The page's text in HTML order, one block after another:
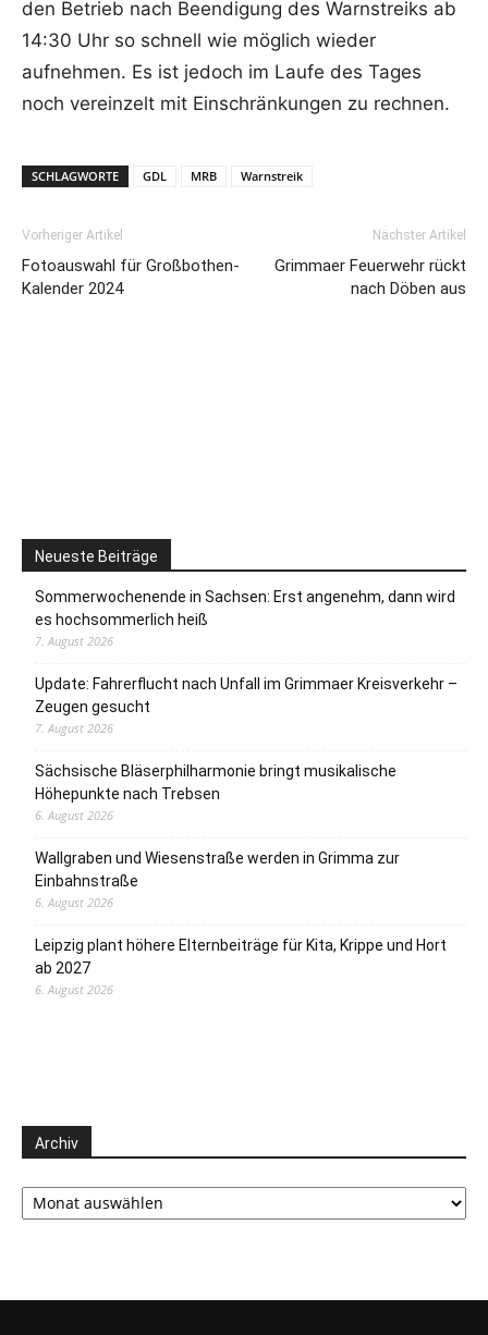
den Betrieb nach Beendigung des Warnstreiks ab
14:30 Uhr so schnell wie möglich wieder
aufnehmen. Es ist jedoch im Laufe des Tages
noch vereinzelt mit Einschränkungen zu rechnen.
SCHLAGWORTE GDL MRB Warnstreik
Vorheriger Artikel
Fotoauswahl für Großbothen-
Kalender 2024
Nächster Artikel
Grimmaer Feuerwehr rückt
nach Döben aus
Neueste Beiträge
Sommerwochenende in Sachsen: Erst angenehm, dann wird
es hochsommerlich heiß
7. August 2026
Update: Fahrerflucht nach Unfall im Grimmaer Kreisverkehr –
Zeugen gesucht
7. August 2026
Sächsische Bläserphilharmonie bringt musikalische
Höhepunkte nach Trebsen
6. August 2026
Wallgraben und Wiesenstraße werden in Grimma zur
Einbahnstraße
6. August 2026
Leipzig plant höhere Elternbeiträge für Kita, Krippe und Hort
ab 2027
6. August 2026
Archiv
Archiv